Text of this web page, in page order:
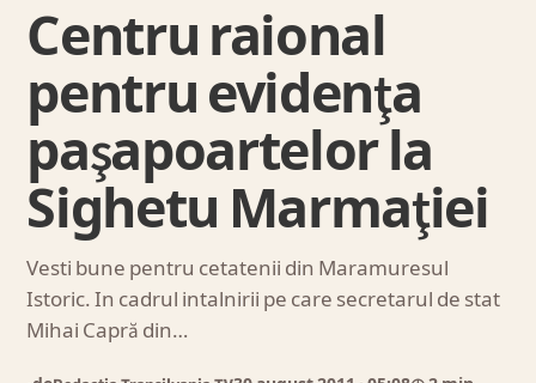
Centru raional
pentru evidenţa
paşapoartelor la
Sighetu Marmaţiei
Vesti bune pentru cetatenii din Maramuresul
Istoric. In cadrul intalnirii pe care secretarul de stat
Mihai Capră din…